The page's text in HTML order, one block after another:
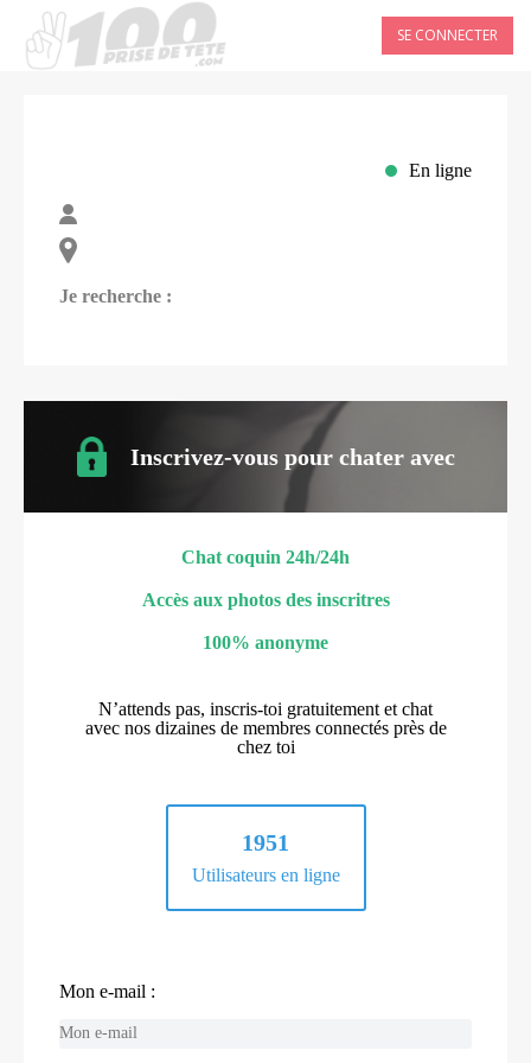
SE CONNECTER
En ligne
Je recherche :
Inscrivez-vous pour chater avec
Chat coquin 24h/24h
Accès aux photos des inscritres
100% anonyme
N’attends pas, inscris-toi gratuitement et chat
avec nos dizaines de membres connectés près de
chez toi
1951
Utilisateurs en ligne
Mon e-mail :